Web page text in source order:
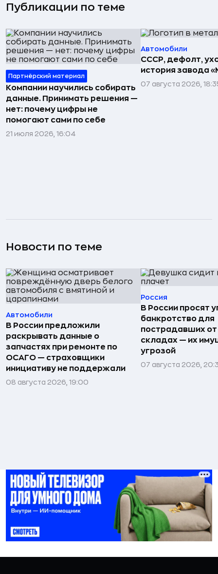
Публикации по теме
Партнёрский материал
Компании научились собирать
данные. Принимать решения —
нет: почему цифры не
помогают сами по себе
21 июля 2026, 16:04
Автомобили
СССР, дефолт,
история завода
07 августа 2026,
Новости по теме
Автомобили
В России предложили
раскрывать данные о
запчастях при ремонте по
ОСАГО — страховщики
инициативу не поддержали
08 августа 2026, 19:00
Россия
В России просят
банкротство для
пострадавших
складах — их
угрозой
07 августа 2026,